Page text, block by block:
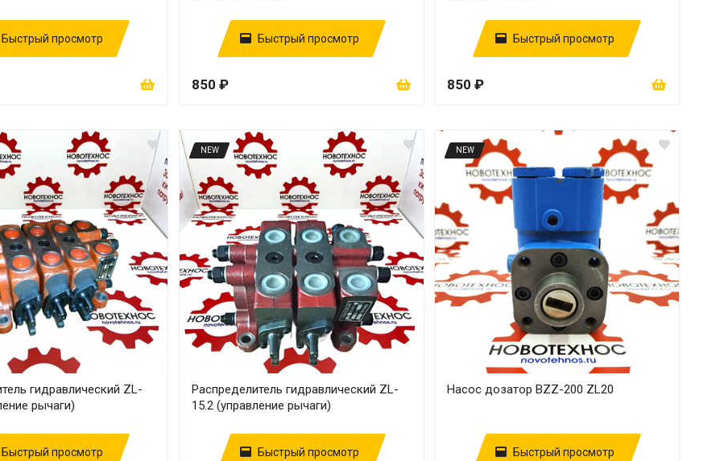
Быстрый просмотр Быстрый просмотр
850 ₽
Быстрый просмотр
850 ₽
гидравлический ZL-
рычаги)
Быстрый просмотр
NEW
Распределитель гидравлический ZL-
15.2 (управление рычаги)
Быстрый просмотр
NEW
Насос дозатор BZZ-200 ZL20
Быстрый просмотр